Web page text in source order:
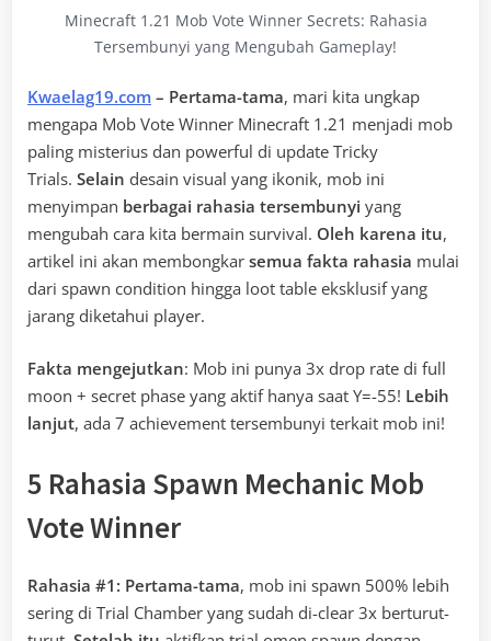
Minecraft 1.21 Mob Vote Winner Secrets: Rahasia
Tersembunyi yang Mengubah Gameplay!
Kwaelag19.com – Pertama-tama, mari kita ungkap
mengapa Mob Vote Winner Minecraft 1.21 menjadi mob
paling misterius dan powerful di update Tricky
Trials. Selain desain visual yang ikonik, mob ini
menyimpan berbagai rahasia tersembunyi yang
mengubah cara kita bermain survival. Oleh karena itu,
artikel ini akan membongkar semua fakta rahasia mulai
dari spawn condition hingga loot table eksklusif yang
jarang diketahui player.
Fakta mengejutkan: Mob ini punya 3x drop rate di full
moon + secret phase yang aktif hanya saat Y=-55! Lebih
lanjut, ada 7 achievement tersembunyi terkait mob ini!
5 Rahasia Spawn Mechanic Mob
Vote Winner
Rahasia #1: Pertama-tama, mob ini spawn 500% lebih
sering di Trial Chamber yang sudah di-clear 3x berturut-